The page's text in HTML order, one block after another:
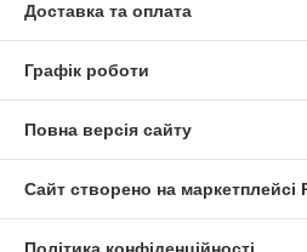
Доставка та оплата
Графік роботи
Повна версія сайту
Сайт створено на маркетплейсі